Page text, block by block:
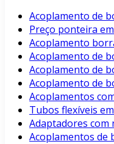
Acoplamento de
Preço ponteira
Acoplamento
Acoplamento de
Acoplamento de
Acoplamento de
Acoplamentos
Tubos flexíveis
Adaptadores com
Acoplamentos de